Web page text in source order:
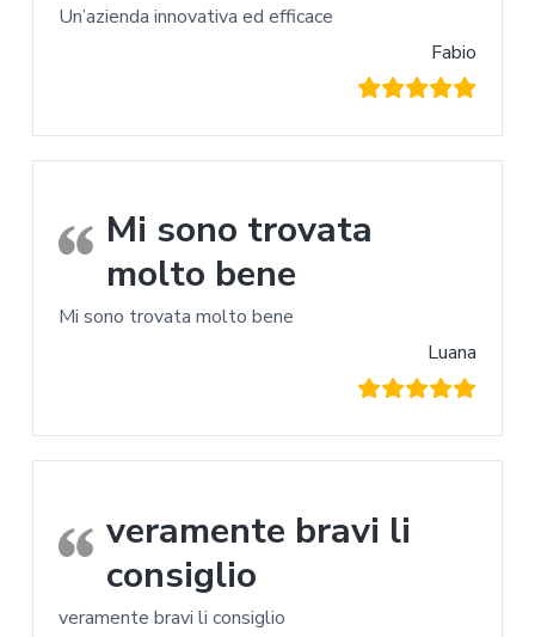
Un’azienda innovativa ed efficace
Fabio
Mi sono trovata
molto bene
Mi sono trovata molto bene
Luana
veramente bravi li
consiglio
veramente bravi li consiglio